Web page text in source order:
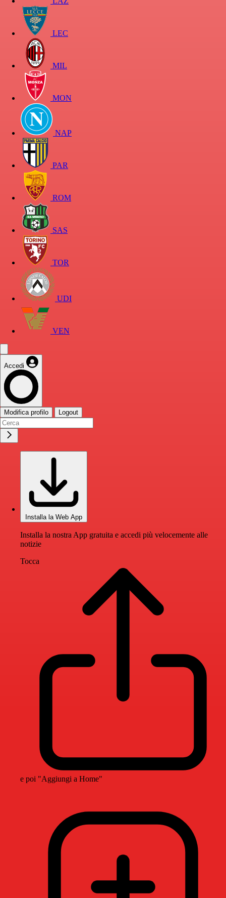
LEC
MIL
MON
NAP
PAR
ROM
SAS
TOR
UDI
VEN
Accedi
Modifica profilo Logout
Installa la Web App
Installa la nostra App gratuita e accedi più velocemente alle
notizie
Tocca
e poi "Aggiungi a Home"